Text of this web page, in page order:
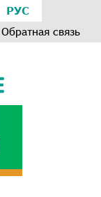
РУС
Обратная связь